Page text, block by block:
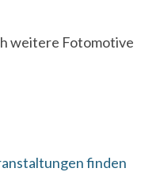
weitere Fotomotive
finden